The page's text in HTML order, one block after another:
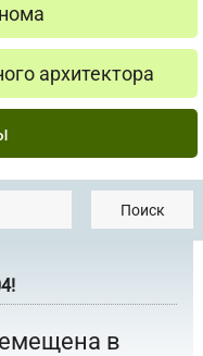
архитектора
Поиск
в